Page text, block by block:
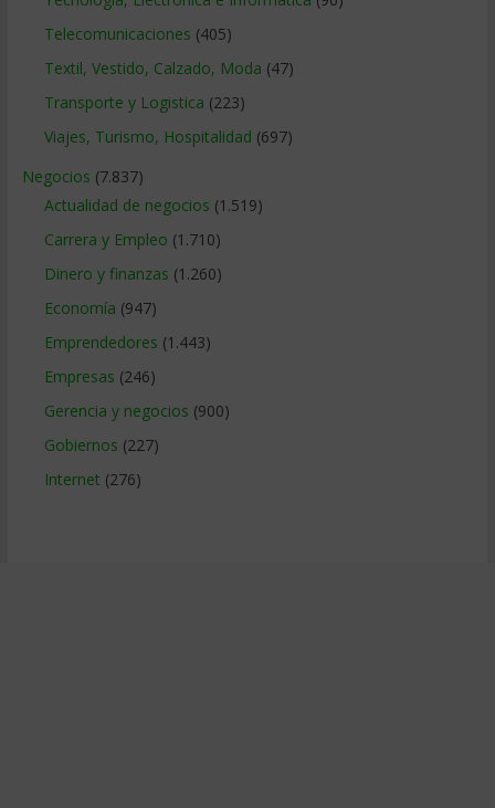
Telecomunicaciones (405)
Textil, Vestido, Calzado, Moda (47)
Transporte y Logistica (223)
Viajes, Turismo, Hospitalidad (697)
Negocios (7.837)
Actualidad de negocios (1.519)
Carrera y Empleo (1.710)
Dinero y finanzas (1.260)
Economía (947)
Emprendedores (1.443)
Empresas (246)
Gerencia y negocios (900)
Gobiernos (227)
Internet (276)